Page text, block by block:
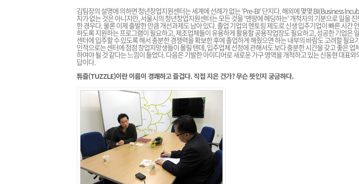
김팀장의 설명에 의하면 청년창업지원센터는 세계에 선례가 없는 'Pre-BI' 단지다. 해외에 몇몇 BI(Business
지가 없는 것은 아니지만, 서울시의 청년창업지원센터는 모든 것을 '맨땅에 헤딩하는' 개척자의 기분으로 일을 진
한 경우다. 물론 이제 출발한 만큼 개선과제도 남아 있다. 졸업 기업의 멘토링 제도로 신생 입주기업이 빠른 시간
하도록 지원하는 프로그램이 필요하고, 제조업체들이 유용하게 활용할 공용작업장도 필요하고, 성공한 기업은
센터에 입주할 수 있도록 해서 충분한 경쟁력을 확보한 후에 졸업하게 해줬으면 하는 내부의 바람도 고려할 필요
인적으로는 센터에 점점 창업지망생들이 몰릴 텐데, 입주업체 선정에 관해서도 보다 충분한 시간을 갖고 좋은 업
하여야 될 것 같다는 느낌이 들었다. 다음은 기발한 아이디어로 새로운 가구 영역을 개척하고 있는 신동현 대표와
답이다.
튜즐(TUZZLE)이란 이름이 경쾌하고 즐겁다. 직접 지은 건가? 무슨 뜻인지 궁금하다.